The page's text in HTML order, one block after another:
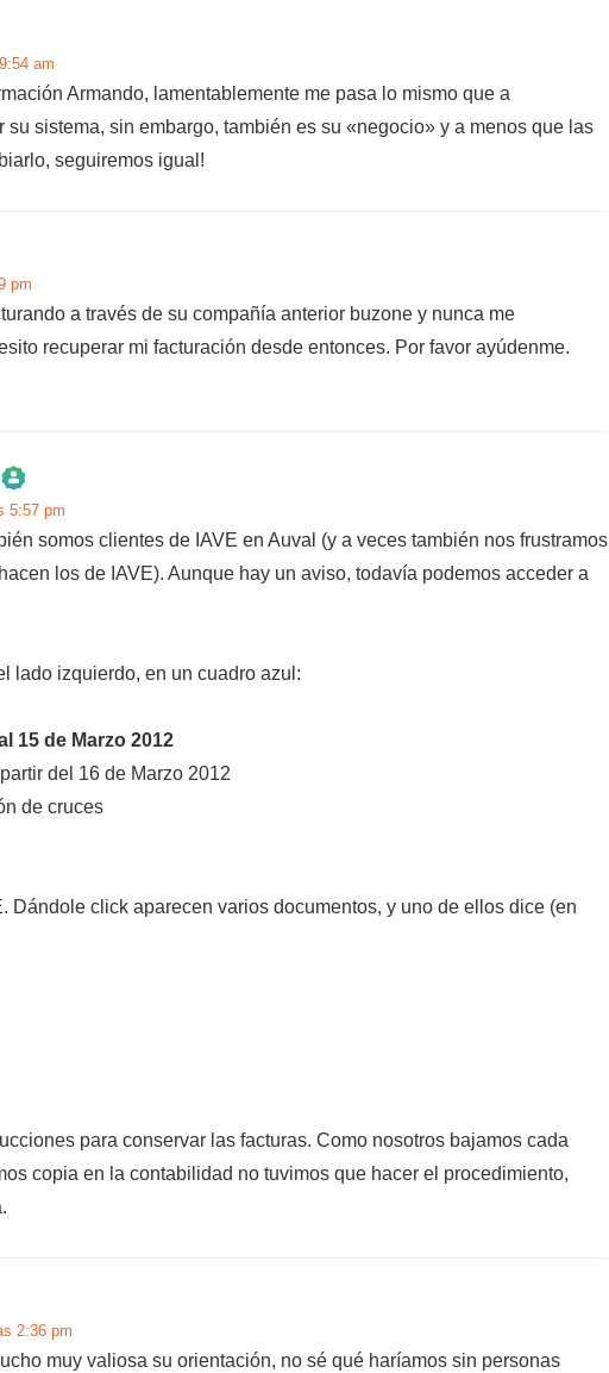
am
Armando, lamentablemente me pasa lo mismo que a
sistema, sin embargo, también es su «negocio» y a menos que las
seguiremos igual!
pm
a través de su compañía anterior buzone y nunca me
recuperar mi facturación desde entonces. Por favor ayúdenme.
real»!
5:57 pm
somos clientes de IAVE en Auval (y a veces también nos frustramos
los de IAVE). Aunque hay un aviso, todavía podemos acceder a
lado izquierdo, en un cuadro azul:
15 de Marzo 2012
del 16 de Marzo 2012
de cruces
Dándole click aparecen varios documentos, y uno de ellos dice (en
para conservar las facturas. Como nosotros bajamos cada
copia en la contabilidad no tuvimos que hacer el procedimiento,
2:36 pm
muy valiosa su orientación, no sé qué haríamos sin personas